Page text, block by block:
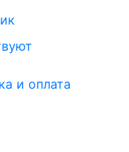
и оплата